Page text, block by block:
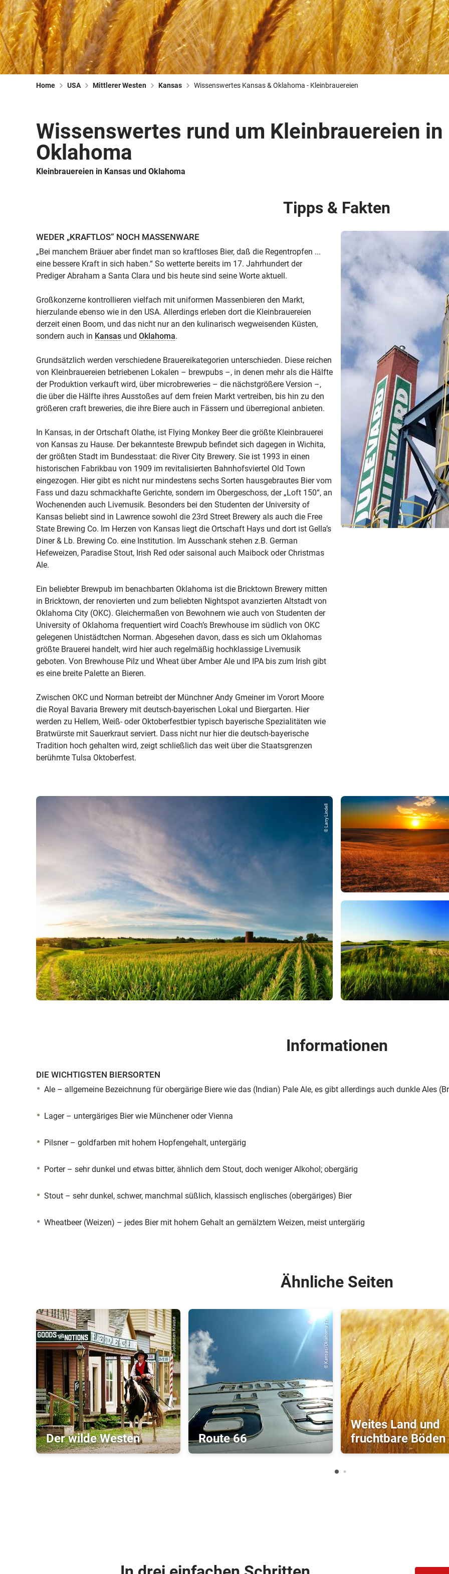
© ShaneMyersPhoto
Hawaii
Busreisen
© Chris Frey
Skireisen
Routen­vorschläge
© Swissmediavision/ ...
CANUSA-Magazin
Reisebüro-Service
Über uns
Home USA Mittlerer Westen Kansas Wissenswertes Kansas & Oklahoma - Kleinbrauereien
Wissenswertes rund um Kleinbrauereien in
Oklahoma
Kleinbrauereien in Kansas und Oklahoma
Tipps & Fakten
WEDER „KRAFTLOS“ NOCH MASSENWARE
„Bei manchem Bräuer aber findet man so kraftloses Bier, daß die Regentropfen ...
eine bessere Kraft in sich haben.“ So wetterte bereits im 17. Jahrhundert der
Prediger Abraham a Santa Clara und bis heute sind seine Worte aktuell.
Großkonzerne kontrollieren vielfach mit uniformen Massenbieren den Markt,
hierzulande ebenso wie in den USA. Allerdings erleben dort die Kleinbrauereien
derzeit einen Boom, und das nicht nur an den kulinarisch wegweisenden Küsten,
sondern auch in Kansas und Oklahoma.
Grundsätzlich werden verschiedene Brauereikategorien unterschieden. Diese reichen
von Kleinbrauereien betriebenen Lokalen – brewpubs –, in denen mehr als die Hälfte
der Produktion verkauft wird, über microbreweries – die nächstgrößere Version –,
die über die Hälfte ihres Ausstoßes auf dem freien Markt vertreiben, bis hin zu den
größeren craft breweries, die ihre Biere auch in Fässern und überregional anbieten.
In Kansas, in der Ortschaft Olathe, ist Flying Monkey Beer die größte Kleinbrauerei
von Kansas zu Hause. Der bekannteste Brewpub befindet sich dagegen in Wichita,
der größten Stadt im Bundesstaat: die River City Brewery. Sie ist 1993 in einen
historischen Fabrikbau von 1909 im revitalisierten Bahnhofsviertel Old Town
eingezogen. Hier gibt es nicht nur mindestens sechs Sorten hausgebrautes Bier vom
Fass und dazu schmackhafte Gerichte, sondern im Obergeschoss, der „Loft 150“, an
Wochenenden auch Livemusik. Besonders bei den Studenten der University of
Kansas beliebt sind in Lawrence sowohl die 23rd Street Brewery als auch die Free
State Brewing Co. Im Herzen von Kansas liegt die Ortschaft Hays und dort ist Gella’s
Diner & Lb. Brewing Co. eine Institution. Im Ausschank stehen z.B. German
Hefeweizen, Paradise Stout, Irish Red oder saisonal auch Maibock oder Christmas
Ale.
Ein beliebter Brewpub im benachbarten Oklahoma ist die Bricktown Brewery mitten
in Bricktown, der renovierten und zum beliebten Nightspot avanzierten Altstadt von
Oklahoma City (OKC). Gleichermaßen von Bewohnern wie auch von Studenten der
University of Oklahoma frequentiert wird Coach’s Brewhouse im südlich von OKC
gelegenen Unistädtchen Norman. Abgesehen davon, dass es sich um Oklahomas
größte Brauerei handelt, wird hier auch regelmäßig hochklassige Livemusik
geboten. Von Brewhouse Pilz und Wheat über Amber Ale und IPA bis zum Irish gibt
es eine breite Palette an Bieren.
Zwischen OKC und Norman betreibt der Münchner Andy Gmeiner im Vorort Moore
die Royal Bavaria Brewery mit deutsch-bayerischen Lokal und Biergarten. Hier
werden zu Hellem, Weiß- oder Oktoberfestbier typisch bayerische Spezialitäten wie
Bratwürste mit Sauerkraut serviert. Dass nicht nur hier die deutsch-bayerische
Tradition hoch gehalten wird, zeigt schließlich das weit über die Staatsgrenzen
berühmte Tulsa Oktoberfest.
© Larry Lindell
Informationen
DIE WICHTIGSTEN BIERSORTEN
Ale – allgemeine Bezeichnung für obergärige Biere wie das (Indian) Pale Ale, es gibt allerdings auch dunkle Ales
Lager – untergäriges Bier wie Münchener oder Vienna
Pilsner – goldfarben mit hohem Hopfengehalt, untergärig
Porter – sehr dunkel und etwas bitter, ähnlich dem Stout, doch weniger Alkohol; obergärig
Stout – sehr dunkel, schwer, manchmal süßlich, klassisch englisches (obergäriges) Bier
Wheatbeer (Weizen) – jedes Bier mit hohem Gehalt an gemälztem Weizen, meist untergärig
Ähnliche Seiten
Der wilde Westen
© Johansen Krause
Route 66
© Kansas/Oklahoma Tr...
Weites Land und
fruchtbare Böden